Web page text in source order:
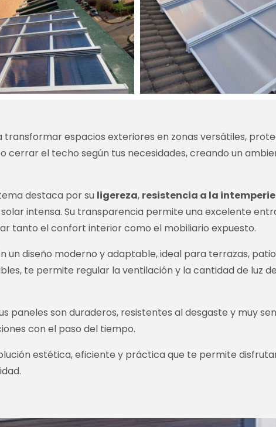
transformar espacios exteriores en zonas versátiles,
cerrar el techo según tus necesidades, creando un
destaca por su ligereza, resistencia a la intemperie
intensa. Su transparencia permite una excelente
tanto el confort interior como el mobiliario expuesto.
un diseño moderno y adaptable, ideal para terrazas,
te permite regular la ventilación y la cantidad de luz
paneles son duraderos, resistentes al desgaste y muy
con el paso del tiempo.
estética, eficiente y práctica que te permite